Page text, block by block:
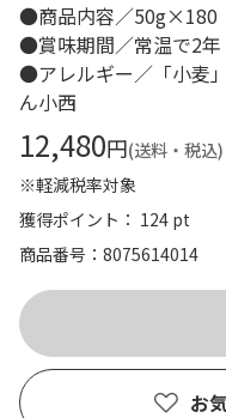
●商品内容／50g×180
●賞味期間／常温で2年
●アレルギー／「小麦
ん小西
12,480円(送料・税込)
※軽減税率対象
獲得ポイント： 124 pt
商品番号
8075614014
お